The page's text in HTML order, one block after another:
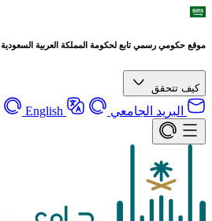
موقع حكومي رسمي تابع لحكومة المملكة العربية السعودية
كيف تتحقق
البريد الجامعي English